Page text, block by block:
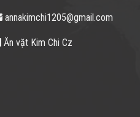
annakimchi1205@gmail.com
Ăn vặt Kim Chi Cz